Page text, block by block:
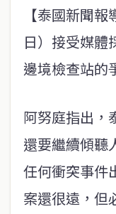
【泰國新聞
日）接受媒體
邊境檢查站的
阿努庭指出，
還要繼續傾聽
任何衝突事件
案還很遠，但